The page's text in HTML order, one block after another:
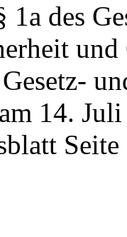
des
14.